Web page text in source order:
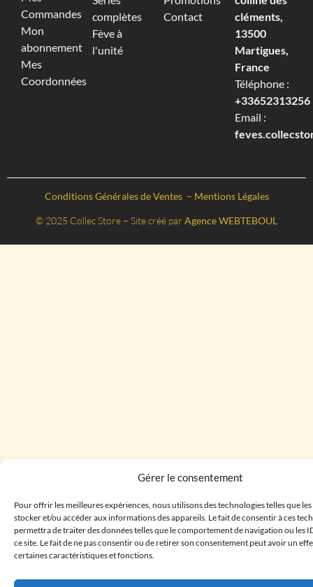
Gérer le consentement
Pour offrir les meilleures expériences, nous utilisons des technologies telles que
stocker et/ou accéder aux informations des appareils. Le fait de consentir à ces
permettra de traiter des données telles que le comportement de navigation ou les
ce site. Le fait de ne pas consentir ou de retirer son consentement peut avoir un
certaines caractéristiques et fonctions.
Commandes
Mon
abonnement
Mes
Coordonnées
complètes
Fève à
l'unité
Contact
cléments,
13500
Martigues,
France
Téléphone :
+33652313256‬
Email :
Conditions Générales de Ventes – Mentions Légales
© 2025 Collec Store – Site créé par Agence WEBTEBOUL